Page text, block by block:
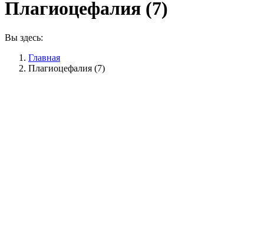
Плагиоцефалия (7)
Вы здесь:
Главная
Плагиоцефалия (7)